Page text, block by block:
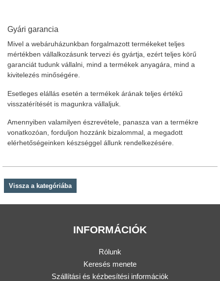
Gyári garancia
Mivel a webáruházunkban forgalmazott termékeket teljes
mértékben vállalkozásunk tervezi és gyártja, ezért teljes körű
garanciát tudunk vállalni, mind a termékek anyagára, mind a
kivitelezés minőségére.
Esetleges elállás esetén a termékek árának teljes értékű
visszatérítését is magunkra vállaljuk.
Amennyiben valamilyen észrevétele, panasza van a termékre
vonatkozóan, forduljon hozzánk bizalommal, a megadott
elérhetőségeinken készséggel állunk rendelkezésére.
Vissza a kategóriába
INFORMÁCIÓK
Rólunk
Keresés menete
Szállítási és kézbesítési információk